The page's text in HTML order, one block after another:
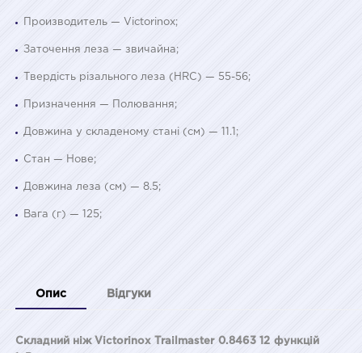
Производитель — Victorinox;
Заточення леза — звичайна;
Твердість різального леза (HRC) — 55-56;
Призначення — Полювання;
Довжина у складеному стані (см) — 11.1;
Стан — Нове;
Довжина леза (см) — 8.5;
Вага (г) — 125;
Опис Відгуки
Складний ніж Victorinox Trailmaster 0.8463 12 функцій